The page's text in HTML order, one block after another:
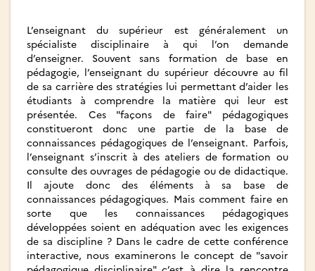
L’enseignant du supérieur est généralement un
spécialiste disciplinaire à qui l’on demande
d’enseigner. Souvent sans formation de base en
pédagogie, l’enseignant du supérieur découvre au fil
de sa carrière des stratégies lui permettant d’aider les
étudiants à comprendre la matière qui leur est
présentée. Ces "façons de faire" pédagogiques
constitueront donc une partie de la base de
connaissances pédagogiques de l’enseignant. Parfois,
l’enseignant s’inscrit à des ateliers de formation ou
consulte des ouvrages de pédagogie ou de didactique.
Il ajoute donc des éléments à sa base de
connaissances pédagogiques. Mais comment faire en
sorte que les connaissances pédagogiques
développées soient en adéquation avec les exigences
de sa discipline ? Dans le cadre de cette conférence
interactive, nous examinerons le concept de "savoir